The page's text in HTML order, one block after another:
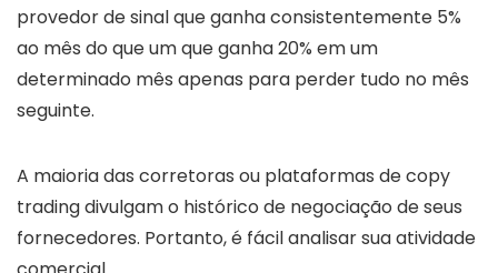
provedor de sinal que ganha consistentemente 5%
ao mês do que um que ganha 20% em um
determinado mês apenas para perder tudo no mês
seguinte.
A maioria das corretoras ou plataformas de copy
trading divulgam o histórico de negociação de seus
fornecedores. Portanto, é fácil analisar sua atividade